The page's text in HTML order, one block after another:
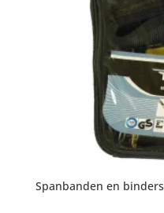
Spanbanden en binders